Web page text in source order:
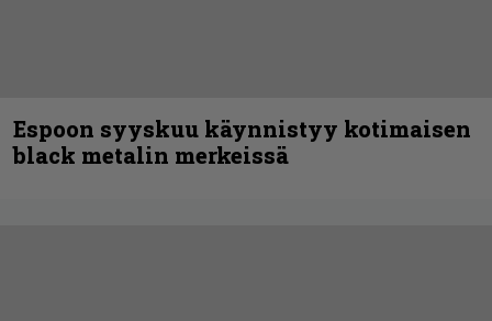
Espoon syyskuu käynnistyy kotimaisen
black metalin merkeissä